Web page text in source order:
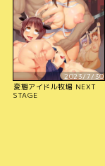
2023/7/30
変態アイドル牧場 NEXT
STAGE